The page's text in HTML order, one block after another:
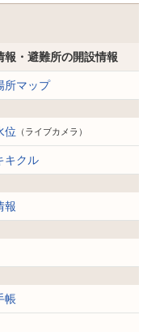
報・避難所の開設情報
所マップ
位 （ライブカメラ）
キクル
報
帳